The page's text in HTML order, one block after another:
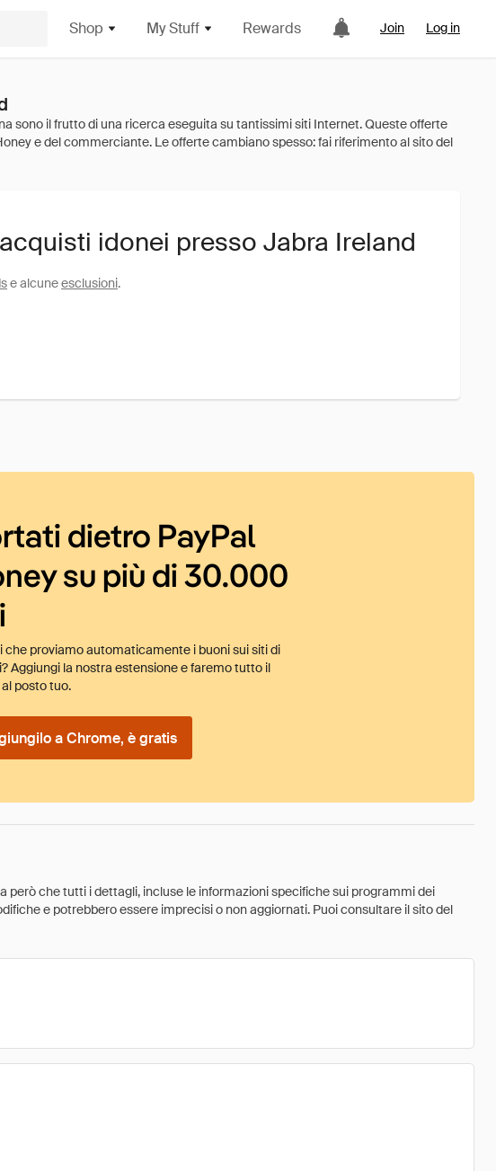
Shop My Stuff Rewards Join Log in
idonei presso Jabra Ireland
e alcuneesclusioni.
dietro PayPal
su più di 30.000
che proviamo automaticamente i buoni sui siti di
Aggiungi la nostra estensione e faremo tutto il
posto tuo.
a Chrome, è gratis
che tutti i dettagli, incluse le informazioni specifiche sui programmi dei
e potrebbero essere imprecisi o non aggiornati. Puoi consultare il sito del